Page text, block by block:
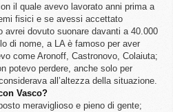
il quale avevo lavorato anni prima a
fisici e se avessi accettato
avrei dovuto suonare davanti a 40.000
di nome, a LA è famoso per aver
come Aronoff, Castronovo, Colaiuta;
potevo perdere, anche solo per
all’altezza della situazione.
Vasco?
meraviglioso e pieno di gente;